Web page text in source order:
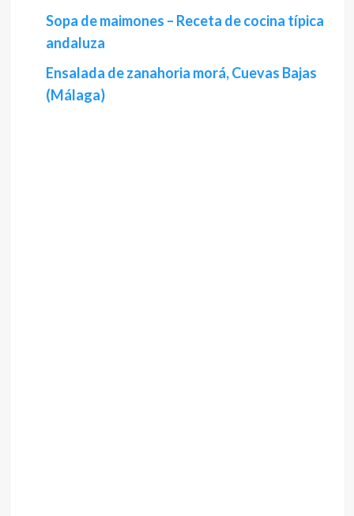
Sopa de maimones – Receta de cocina típica
andaluza
Ensalada de zanahoria morá, Cuevas Bajas
(Málaga)